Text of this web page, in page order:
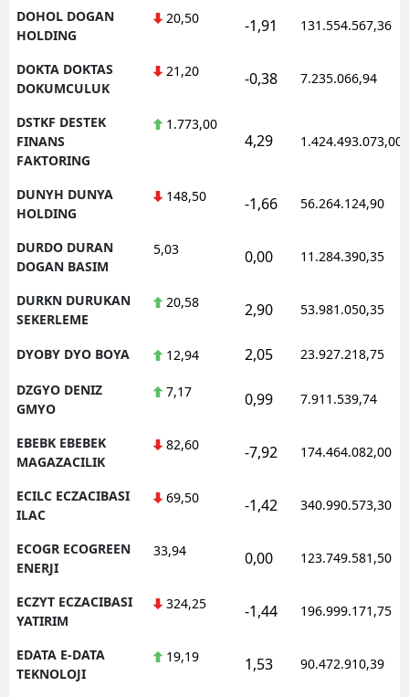
DOHOL DOGAN
HOLDING
20,50 -1,91 131.554.567,36
DOKTA DOKTAS
DOKUMCULUK
21,20 -0,38 7.235.066,94
DSTKF DESTEK
FINANS
FAKTORING
1.773,00
4,29 1.424.493.073,00
DUNYH DUNYA
HOLDING
148,50 -1,66 56.264.124,90
DURDO DURAN
DOGAN BASIM
5,03 0,00 11.284.390,35
DURKN DURUKAN
SEKERLEME
20,58 2,90 53.981.050,35
DYOBY DYO BOYA 12,94 2,05 23.927.218,75
DZGYO DENIZ
GMYO
7,17 0,99 7.911.539,74
EBEBK EBEBEK
MAGAZACILIK
82,60 -7,92 174.464.082,00
ECILC ECZACIBASI
ILAC
69,50 -1,42 340.990.573,30
ECOGR ECOGREEN
ENERJI
33,94 0,00 123.749.581,50
ECZYT ECZACIBASI
YATIRIM
324,25 -1,44 196.999.171,75
EDATA E-DATA
TEKNOLOJI
19,19 1,53 90.472.910,39